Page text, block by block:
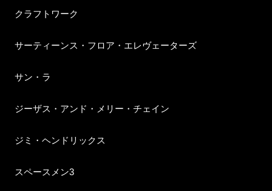
クラフトワーク
サーティーンス・フロア・エレヴェーターズ
サン・ラ
ジーザス・アンド・メリー・チェイン
ジミ・ヘンドリックス
スペースメン3